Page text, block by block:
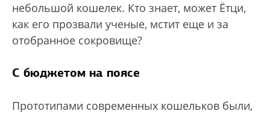
небольшой кошелек. Кто знает, может Ётци,
как его прозвали ученые, мстит еще и за
отобранное сокровище?
С бюджетом на поясе
Прототипами современных кошельков были,